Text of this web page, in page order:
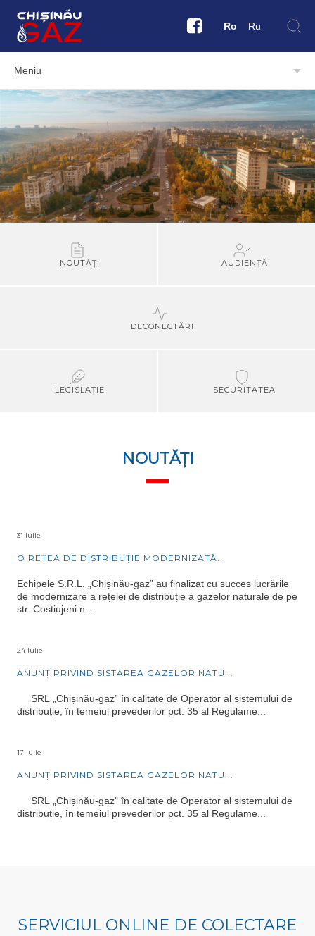
Ro Ru
Meniu
NOUTĂȚI AUDIENȚĂ
DECONECTĂRI
LEGISLAȚIE SECURITATEA
NOUTĂȚI
31 Iulie
O REȚEA DE DISTRIBUȚIE MODERNIZATĂ...
Echipele S.R.L. „Chișinău-gaz” au finalizat cu succes lucrările
de modernizare a rețelei de distribuție a gazelor naturale de pe
str. Costiujeni n...
24 Iulie
ANUNȚ PRIVIND SISTAREA GAZELOR NATU...
SRL „Chișinău-gaz” în calitate de Operator al sistemului de
distribuție, în temeiul prevederilor pct. 35 al Regulame...
17 Iulie
ANUNȚ PRIVIND SISTAREA GAZELOR NATU...
SRL „Chișinău-gaz” în calitate de Operator al sistemului de
distribuție, în temeiul prevederilor pct. 35 al Regulame...
SERVICIUL ONLINE DE COLECTARE